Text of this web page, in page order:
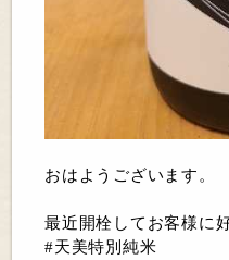
おはようございます。
最近開栓してお客様に
#天美特別純米